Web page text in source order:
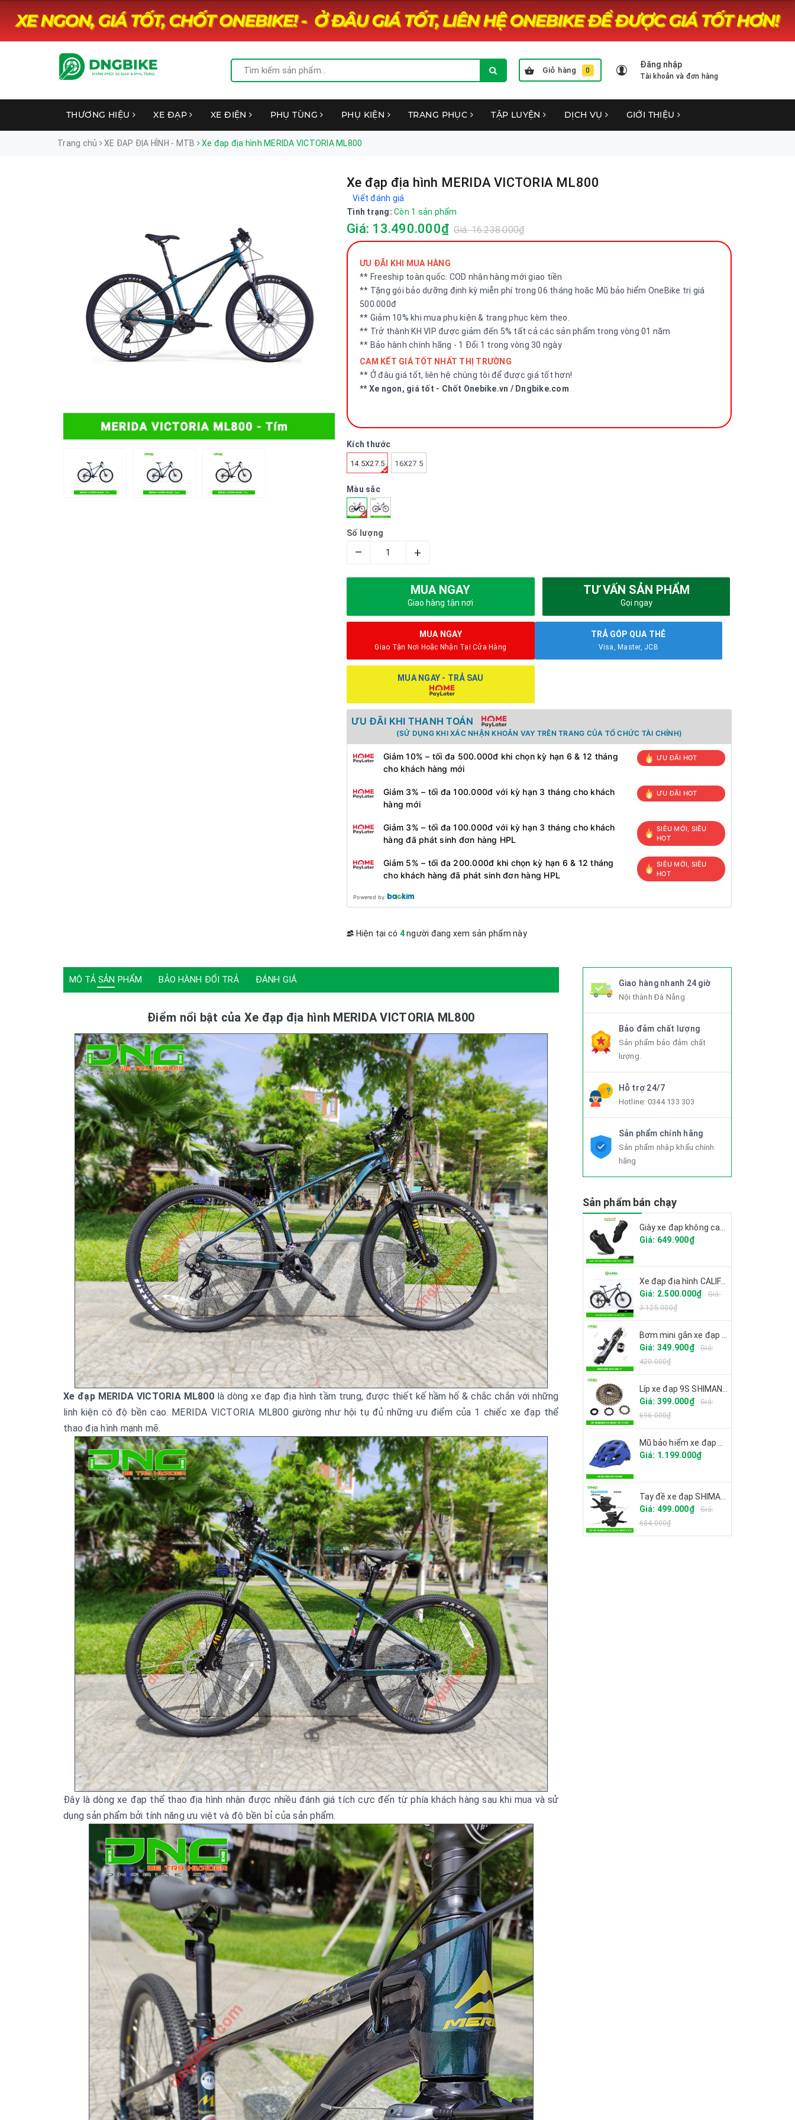
Giỏ hàng 0
Đăng nhập
Tài khoản và đơn hàng
THƯƠNG HIỆU XE ĐẠP XE ĐIỆN PHỤ TÙNG PHỤ KIỆN TRANG PHỤC TẬP LUYỆN DỊCH VỤ GIỚI THIỆU
Trang chủ XE ĐẠP ĐỊA HÌNH - MTB Xe đạp địa hình MERIDA VICTORIA ML800
Xe đạp địa hình MERIDA VICTORIA ML800
Viết đánh giá
Tình trạng: Còn 1 sản phẩm
Giá: 13.490.000₫ Giá: 16.238.000₫
ƯU ĐÃI KHI MUA HÀNG
** Freeship toàn quốc. COD nhận hàng mới giao tiền
** Tặng gói bảo dưỡng định kỳ miễn phí trong 06 tháng hoặc Mũ bảo hiểm OneBike trị giá
500.000đ
** Giảm 10% khi mua phụ kiện & trang phục kèm theo.
** Trở thành KH VIP được giảm đến 5% tất cả các sản phẩm trong vòng 01 năm
** Bảo hành chính hãng - 1 Đổi 1 trong vòng 30 ngày
CAM KẾT GIÁ TỐT NHẤT THỊ TRƯỜNG
** Ở đâu giá tốt, liên hệ chúng tôi để được giá tốt hơn!
** Xe ngon, giá tốt - Chốt Onebike.vn / Dngbike.com
Kích thước
14.5X27.5 16X27.5
Màu sắc
Số lượng
– +
MUA NGAY
Giao hàng tận nơi
TƯ VẤN SẢN PHẨM
Gọi ngay
MUA NGAY
Giao Tận Nơi Hoặc Nhận Tại Cửa Hàng
TRẢ GÓP QUA THẺ
Visa, Master, JCB
MUA NGAY - TRẢ SAU
ƯU ĐÃI KHI THANH TOÁN
(SỬ DỤNG KHI XÁC NHẬN KHOẢN VAY TRÊN TRANG CỦA TỔ CHỨC TÀI CHÍNH)
Giảm 10% – tối đa 500.000đ khi chọn kỳ hạn 6 & 12 tháng
cho khách hàng mới
ƯU ĐÃI HOT
Giảm 3% – tối đa 100.000đ với kỳ hạn 3 tháng cho khách
hàng mới
ƯU ĐÃI HOT
Giảm 3% – tối đa 100.000đ với kỳ hạn 3 tháng cho khách
hàng đã phát sinh đơn hàng HPL
SIÊU MỚI, SIÊU
HOT
Giảm 5% – tối đa 200.000đ khi chọn kỳ hạn 6 & 12 tháng
cho khách hàng đã phát sinh đơn hàng HPL
SIÊU MỚI, SIÊU
HOT
Powered by
Hiện tại có 4người đang xem sản phẩm này
MÔ TẢ SẢN PHẨM BẢO HÀNH ĐỔI TRẢ ĐÁNH GIÁ
Điểm nổi bật của Xe đạp địa hình MERIDA VICTORIA ML800
Xe đạp MERIDA VICTORIA ML800là dòng xe đạp địa hình tầm trung, được thiết kế hầm hố & chắc chắn với những
linh kiện có độ bền cao. MERIDA VICTORIA ML800 giường như hội tụ đủ những ưu điểm của 1 chiếc xe đạp thể
thao địa hình mạnh mẽ.
Đây là dòng xe đạp thể thao địa hình nhận được nhiều đánh giá tích cực đến từ phía khách hàng sau khi mua và sử
dụng sản phẩm bởi tính năng ưu việt và độ bền bỉ của sản phẩm.
Giao hàng nhanh 24 giờ
Nội thành Đà Nẵng
Bảo đảm chất lượng
Sản phẩm bảo đảm chất
lượng.
Hỗ trợ 24/7
Hotline: 0344 133 303
Sản phẩm chính hãng
Sản phẩm nhập khẩu chính
hãng
Sản phẩm bán chạy
Giá: 649.900₫
Xe đạp địa hình CALIFA CK6
Giá: 2.500.000₫
Giá:
3.125.000₫
Giá: 349.900₫
Giá:
420.000₫
Giá: 399.000₫
Giá:
696.000₫
Giá: 1.199.000₫
Giá: 499.000₫
Giá:
684.000₫